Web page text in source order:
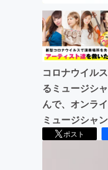
コロナウイル
るミュージシ
んで、オンラ
ミュージシャ
ポスト